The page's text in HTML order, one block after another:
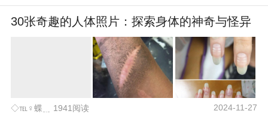
30张奇趣的人体照片：探索身体的神奇与怪异
◇℡♀蝶﹎ 1941阅读 2024-11-27